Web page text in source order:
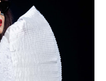
Δασκαρόλης, η
ο σκηνοθέτης Στέργιος
Σωτηράκης Βοηθός
Παρουσιάστηκαν τα βιβλία
του Στάθη